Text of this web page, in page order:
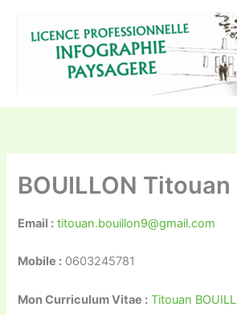
BOUILLON Titouan
Email : titouan.bouillon9@gmail.com
Mobile : 0603245781
Mon Curriculum Vitae : Titouan